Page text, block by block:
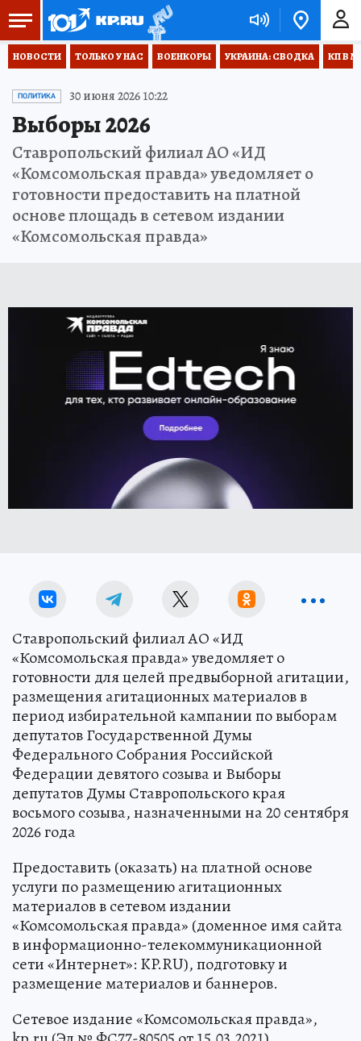
НОВОСТИ ТОЛЬКО У НАС ВОЕНКОРЫ УКРАИНА: СВОДКА КП В
ПОЛИТИКА 30 июня 2026 10:22
Выборы 2026
Ставропольский филиал АО «ИД
«Комсомольская правда» уведомляет о
готовности предоставить на платной
основе площадь в сетевом издании
«Комсомольская правда»
Ставропольский филиал АО «ИД
«Комсомольская правда» уведомляет о
готовности для целей предвыборной агитации,
размещения агитационных материалов в
период избирательной кампании по выборам
депутатов Государственной Думы
Федерального Собрания Российской
Федерации девятого созыва и Выборы
депутатов Думы Ставропольского края
восьмого созыва, назначенными на 20 сентября
2026 года
Предоставить (оказать) на платной основе
услуги по размещению агитационных
материалов в сетевом издании
«Комсомольская правда» (доменное имя сайта
в информационно-телекоммуникационной
сети «Интернет»: KP.RU), подготовку и
размещение материалов и баннеров.
Сетевое издание «Комсомольская правда»,